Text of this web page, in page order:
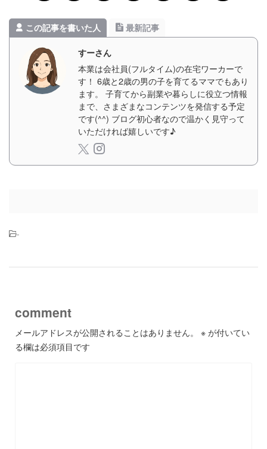
この記事を書いた人 最新記事
すーさん
本業は会社員(フルタイム)の在宅ワーカーで
す！ 6歳と2歳の男の子を育てるママでもあり
ます。 子育てから副業や暮らしに役立つ情報
まで、さまざまなコンテンツを発信する予定
です(^^) ブログ初心者なので温かく見守って
いただければ嬉しいです♪
-
comment
メールアドレスが公開されることはありません。 ※ が付いてい
る欄は必須項目です